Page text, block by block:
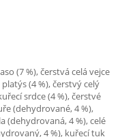
(7 %), čerstvá celá vejce
(4 %), čerstvý celý
srdce (4 %), čerstvé
(dehydrované, 4 %),
(dehydrovaná, 4 %), celé
4 %), kuřecí tuk